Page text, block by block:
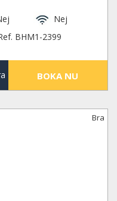
Nej
BHM1-2399
BOKA NU
Bra